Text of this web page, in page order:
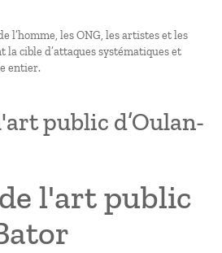
l’homme, les ONG, les artistes et les
cible d’attaques systématiques et
entier.
public d’Oulan-
l'art public